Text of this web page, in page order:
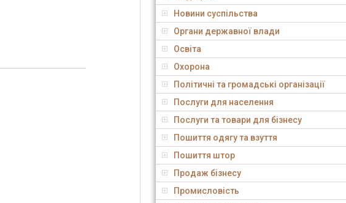
Новини суспільства
Органи державної влади
Освіта
Охорона
Політичні та громадські організації
Послуги для населення
Послуги та товари для бізнесу
Пошиття одягу та взуття
Пошиття штор
Продаж бізнесу
Промисловість